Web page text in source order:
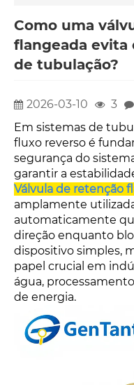
Como uma
flangeada evita
de tubulação?
2026-03-10 3
Em sistemas de
fluxo reverso é
segurança do
garantir a
Válvula de retenção
amplamente
automaticamente
direção enquanto
dispositivo simples,
papel crucial em
água,
de energia.